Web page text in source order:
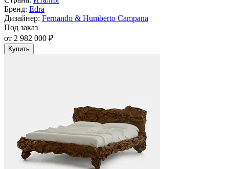
Бренд: Edra
Дизайнер: Fernando & Humberto Campana
Под заказ
от 2 982 000 ₽
Купить